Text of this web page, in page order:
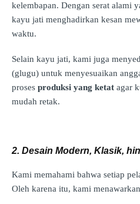
kelembapan. Dengan serat alami
kayu jati menghadirkan kesan
waktu.
Selain kayu jati, kami juga
(glugu) untuk menyesuaikan
proses produksi yang ketat agar
mudah retak.
2. Desain Modern, Klasik,
Kami memahami bahwa setiap
Oleh karena itu, kami